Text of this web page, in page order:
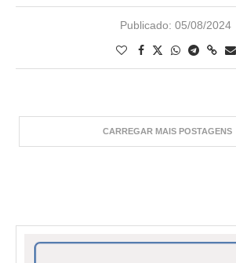
Publicado: 05/08/2024
CARREGAR MAIS POSTAGENS